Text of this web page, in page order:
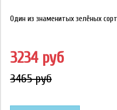
Один из знаменитых зелёных
3234 руб
3465 руб